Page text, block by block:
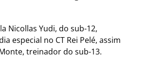
Nicollas Yudi, do sub-12,
especial no CT Rei Pelé, assim
treinador do sub-13.